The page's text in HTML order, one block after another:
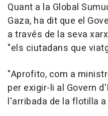
Quant a la Global
Gaza, ha dit que el
a través de la seva
"els ciutadans que
"Aprofito, com a
per exigir-li al Govern
l'arribada de la flotilla